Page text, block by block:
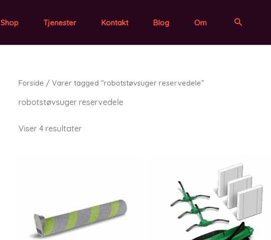
Shop Tjenester Kontakt Blog Om Søg
Forside / Varer tagged “robotstøvsuger reservedele”
robotstøvsuger reservedele
Viser 4 resultater